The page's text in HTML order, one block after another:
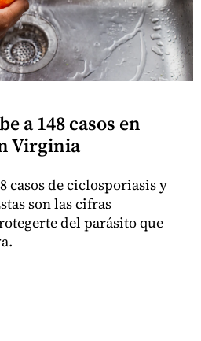
a 148 casos en
Virginia
casos de ciclosporiasis y
son las cifras
del parásito que